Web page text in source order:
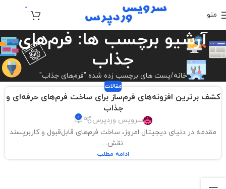
منو
0
آرشیو برچسب ها: فرم‌های
جذاب
خانه پست های برچسب زده شده "فرم‌های جذاب"
مقالات
کشف برترین افزونه‌های فرم‌ساز برای ساخت فرم‌های حرفه‌ای و
جذاب
سرویس وردپرس 0
مقدمه در دنیای دیجیتال امروز، ساخت فرم‌های قابل‌قبول و کاربرپسند
نقش...
ادامه مطلب